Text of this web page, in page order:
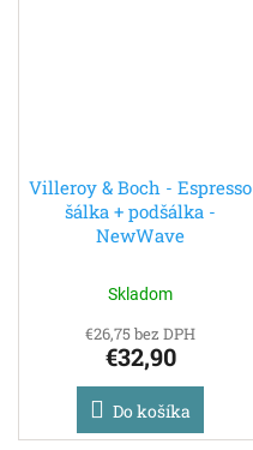
Villeroy & Boch - Espresso
šálka + podšálka -
NewWave
Skladom
€26,75 bez DPH
€32,90
Do košíka